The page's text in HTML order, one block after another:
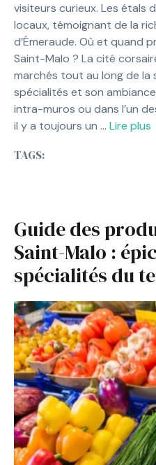
visiteurs curieux. Les étals
locaux, témoignant de la
d’Émeraude. Où et quand
Saint-Malo ? La cité
marchés tout au long de la
spécialités et son
intra-muros ou dans l’un
il y a toujours un … Lire plus
TAGS:
Guide des
Saint-Malo :
spécialités du